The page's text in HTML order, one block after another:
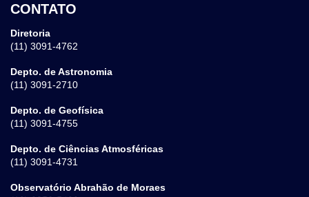
CONTATO
Diretoria
(11) 3091-4762
Depto. de Astronomia
(11) 3091-2710
Depto. de Geofísica
(11) 3091-4755
Depto. de Ciências Atmosféricas
(11) 3091-4731
Observatório Abrahão de Moraes